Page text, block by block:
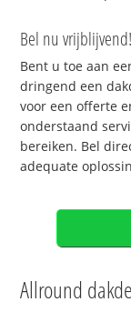
Bel nu vrijblijvend!
Bent u toe aan
dringend een
voor een offerte
onderstaand
bereiken. Bel
adequate
Allround